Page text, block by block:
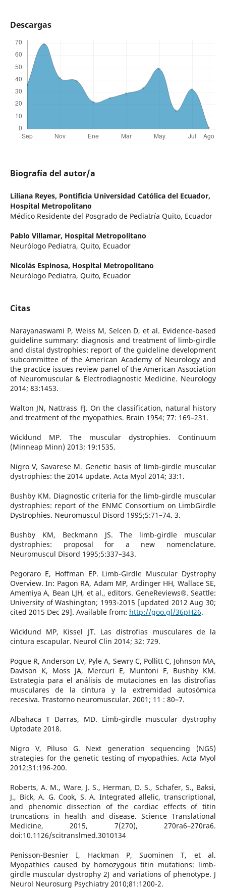
Descargas
Biografía del autor/a
Liliana Reyes, Pontificia Universidad Católica del Ecuador,
Hospital Metropolitano
Médico Residente del Posgrado de Pediatría Quito, Ecuador
Pablo Villamar, Hospital Metropolitano
Neurólogo Pediatra, Quito, Ecuador
Nicolás Espinosa, Hospital Metropolitano
Neurólogo Pediatra, Quito, Ecuador
Citas
Narayanaswami P, Weiss M, Selcen D, et al. Evidence-based
guideline summary: diagnosis and treatment of limb-girdle
and distal dystrophies: report of the guideline development
subcommittee of the American Academy of Neurology and
the practice issues review panel of the American Association
of Neuromuscular & Electrodiagnostic Medicine. Neurology
2014; 83:1453.
Walton JN, Nattrass FJ. On the classification, natural history
and treatment of the myopathies. Brain 1954; 77: 169–231.
Wicklund MP. The muscular dystrophies. Continuum
(Minneap Minn) 2013; 19:1535.
Nigro V, Savarese M. Genetic basis of limb-girdle muscular
dystrophies: the 2014 update. Acta Myol 2014; 33:1.
Bushby KM. Diagnostic criteria for the limb-girdle muscular
dystrophies: report of the ENMC Consortium on LimbGirdle
Dystrophies. Neuromuscul Disord 1995;5:71–74. 3.
Bushby KM, Beckmann JS. The limb-girdle muscular
dystrophies: proposal for a new nomenclature.
Neuromuscul Disord 1995;5:337–343.
Pegoraro E, Hoffman EP. Limb-Girdle Muscular Dystrophy
Overview. In: Pagon RA, Adam MP, Ardinger HH, Wallace SE,
Amemiya A, Bean LJH, et al., editors. GeneReviews®. Seattle:
University of Washington; 1993-2015 [updated 2012 Aug 30;
cited 2015 Dec 29]. Available from: http://goo.gl/36pH26.
Wicklund MP, Kissel JT. Las distrofias musculares de la
cintura escapular. Neurol Clin 2014; 32: 729.
Pogue R, Anderson LV, Pyle A, Sewry C, Pollitt C, Johnson MA,
Davison K, Moss JA, Mercuri E, Muntoni F, Bushby KM.
Estrategia para el análisis de mutaciones en las distrofias
musculares de la cintura y la extremidad autosómica
recesiva. Trastorno neuromuscular. 2001; 11 : 80–7.
Albahaca T Darras, MD. Limb-girdle muscular dystrophy
Uptodate 2018.
Nigro V, Piluso G. Next generation sequencing (NGS)
strategies for the genetic testing of myopathies. Acta Myol
2012;31:196-200.
Roberts, A. M., Ware, J. S., Herman, D. S., Schafer, S., Baksi,
J., Bick, A. G. Cook, S. A. Integrated allelic, transcriptional,
and phenomic dissection of the cardiac effects of titin
truncations in health and disease. Science Translational
Medicine, 2015, 7(270), 270ra6–270ra6.
doi:10.1126/scitranslmed.3010134
Penisson-Besnier I, Hackman P, Suominen T, et al.
Myopathies caused by homozygous titin mutations: limb-
girdle muscular dystrophy 2J and variations of phenotype. J
Neurol Neurosurg Psychiatry 2010;81:1200-2.